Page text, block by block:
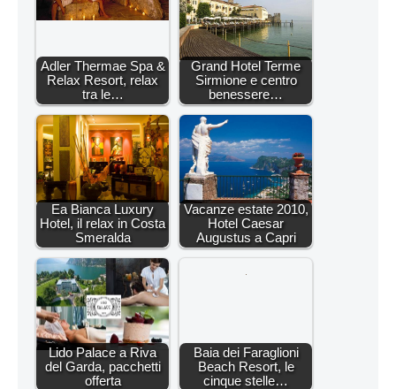
Adler Thermae Spa &
Relax Resort, relax
tra le…
Grand Hotel Terme
Sirmione e centro
benessere…
Ea Bianca Luxury
Hotel, il relax in Costa
Smeralda
Vacanze estate 2010,
Hotel Caesar
Augustus a Capri
Lido Palace a Riva
del Garda, pacchetti
offerta
Baia dei Faraglioni
Beach Resort, le
cinque stelle…